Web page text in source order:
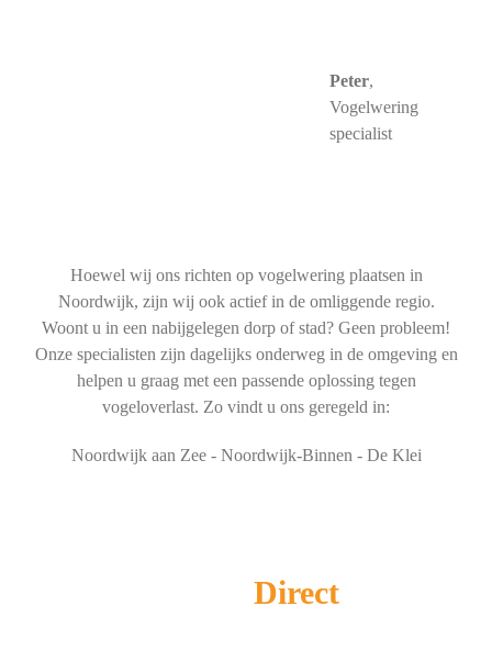
Peter,
Vogelwering
specialist
Hoewel wij ons richten op vogelwering plaatsen in
Noordwijk, zijn wij ook actief in de omliggende regio.
Woont u in een nabijgelegen dorp of stad? Geen probleem!
Onze specialisten zijn dagelijks onderweg in de omgeving en
helpen u graag met een passende oplossing tegen
vogeloverlast. Zo vindt u ons geregeld in:
Noordwijk aan Zee - Noordwijk-Binnen - De Klei
Direct